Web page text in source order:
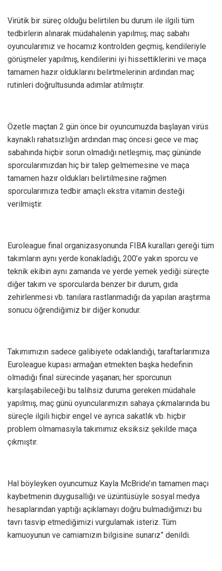
Virütik bir süreç olduğu belirtilen bu durum ile ilgili tüm
tedbirlerin alınarak müdahalenin yapılmış; maç sabahı
oyuncularımız ve hocamız kontrolden geçmiş, kendileriyle
görüşmeler yapılmış, kendilerini iyi hissettiklerini ve maça
tamamen hazır olduklarını belirtmelerinin ardından maç
rutinleri doğrultusunda adımlar atılmıştır.
Özetle maçtan 2 gün önce bir oyuncumuzda başlayan virüs
kaynaklı rahatsızlığın ardından maç öncesi gece ve maç
sabahında hiçbir sorun olmadığı netleşmiş, maç gününde
sporcularımızdan hiç bir talep gelmemesine ve maça
tamamen hazır oldukları belirtilmesine rağmen
sporcularımıza tedbir amaçlı ekstra vitamin desteği
verilmiştir.
Euroleague final organizasyonunda FIBA kuralları gereği tüm
takımların aynı yerde konakladığı, 200’e yakın sporcu ve
teknik ekibin aynı zamanda ve yerde yemek yediği süreçte
diğer takım ve sporcularda benzer bir durum, gıda
zehirlenmesi vb. tanılara rastlanmadığı da yapılan araştırma
sonucu öğrendiğimiz bir diğer konudur.
Takımımızın sadece galibiyete odaklandığı, taraftarlarımıza
Euroleague kupası armağan etmekten başka hedefinin
olmadığı final sürecinde yaşanan; her sporcunun
karşılaşabileceği bu talihsiz duruma gereken müdahale
yapılmış, maç günü oyuncularımızın sahaya çıkmalarında bu
süreçle ilgili hiçbir engel ve ayrıca sakatlık vb. hiçbir
problem olmamasıyla takımımız eksiksiz şekilde maça
çıkmıştır.
Hal böyleyken oyuncumuz Kayla McBride’ın tamamen maçı
kaybetmenin duygusallığı ve üzüntüsüyle sosyal medya
hesaplarından yaptığı açıklamayı doğru bulmadığımızı bu
tavrı tasvip etmediğimizi vurgulamak isteriz. Tüm
kamuoyunun ve camiamızın bilgisine sunarız” denildi.